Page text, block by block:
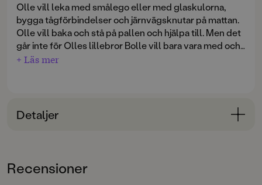
Olle vill leka med smålego eller med glaskulorna,
bygga tågförbindelser och järnvägsknutar på mattan.
Olle vill baka och stå på pallen och hjälpa till. Men det
går inte för Olles lillebror Bolle vill bara vara med och
han är för liten.
och deras småstressade mamma. Charlotta fångar på
pricken stök och tonläge, lugnet och sekunderna
bok att läsa många gånger.
+ Läs mer
Detaljer
3-6
Recensioner